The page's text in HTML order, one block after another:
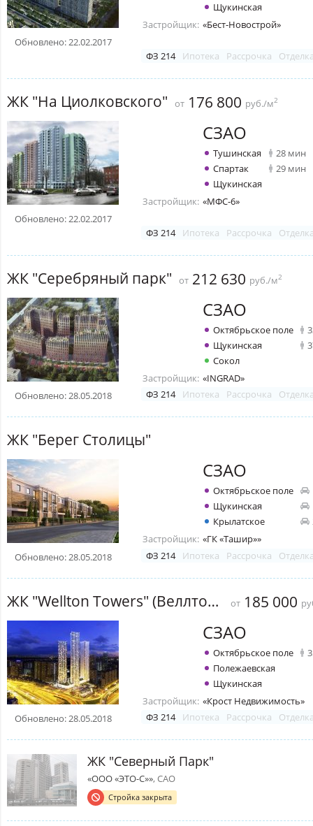
Обновлено: 22.02.2017
Щукинская
Застройщик: «Бест-Новострой»
ФЗ 214 Ипотека Рассрочка
ЖК "На Циолковского" от 176 800 руб./м2
Обновлено: 22.02.2017
СЗАО
Тушинская
28 мин
Спартак
29 мин
Щукинская
Застройщик: «МФС-6»
ФЗ 214 Ипотека Рассрочка
ЖК "Серебряный парк" от 212 630 руб./м2
Обновлено: 28.05.2018
СЗАО
Октябрьское поле
Щукинская
Сокол
Застройщик: «INGRAD»
ФЗ 214
Ипотека Рассрочка
ЖК "Берег Столицы"
Обновлено: 28.05.2018
СЗАО
Октябрьское поле
Щукинская
Крылатское
Застройщик: «ГК «Ташир»»
ФЗ 214
Ипотека Рассрочка
ЖК "Wellton Towers" (Веллтон Тауэрс) от 185 000
Обновлено: 28.05.2018
СЗАО
Октябрьское поле
Полежаевская
Щукинская
Застройщик: «Крост Недвижимость»
ФЗ 214
Ипотека Рассрочка
ЖК "Северный Парк"
«ООО «ЭТО-С»», САО
Стройка закрыта